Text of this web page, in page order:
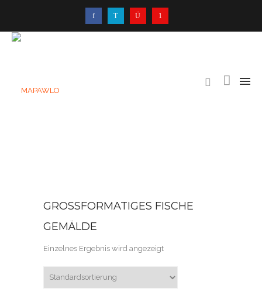
GROSSFORMATIGES FISCHE G
EMÄLDE
Einzelnes Ergebnis wird angezeigt